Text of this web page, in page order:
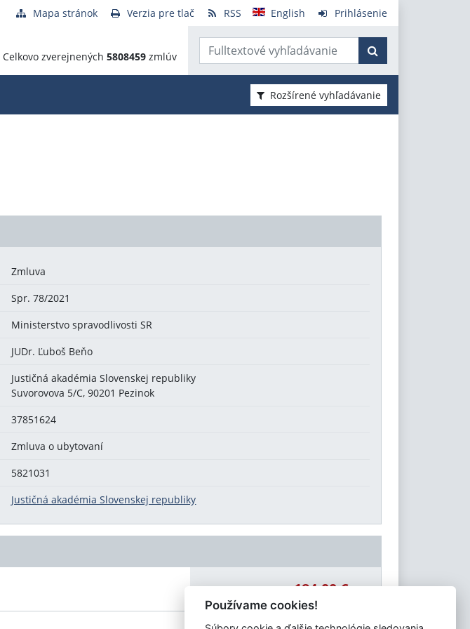
Mapa stránok Verzia pre tlač RSS English Prihlásenie
Celkovo zverejnených 5808459 zmlúv
Rozšírené vyhľadávanie
Zmluva
Spr. 78/2021
Ministerstvo spravodlivosti SR
JUDr. Ľuboš Beňo
Justičná akadémia Slovenskej republiky
Suvorovova 5/C, 90201 Pezinok
37851624
Zmluva o ubytovaní
5821031
Justičná akadémia Slovenskej republiky
Celková čiastka: 184,00 €
Používame cookies!